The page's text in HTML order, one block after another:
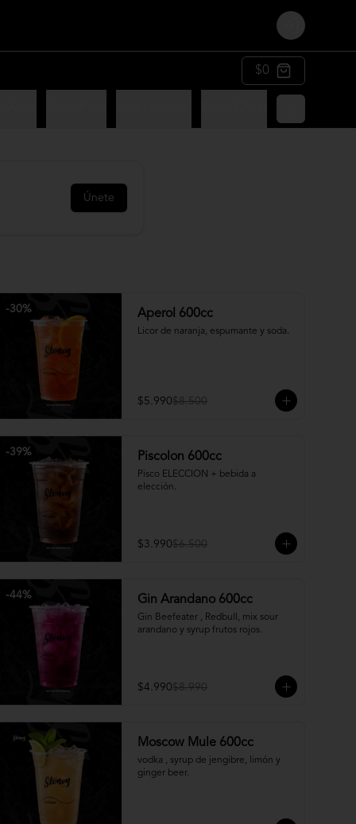
Login
$0
Únete
-30% Aperol 600cc
Licor de naranja, espumante y soda.
$5.990$8.500
-39% Piscolon 600cc
Pisco ELECCION + bebida a
elección.
$3.990$6.500
-44% Gin Arandano 600cc
Gin Beefeater , Redbull, mix sour
arandano y syrup frutos rojos.
$4.990$8.990
Moscow Mule 600cc
vodka , syrup de jengibre, limón y
ginger beer.